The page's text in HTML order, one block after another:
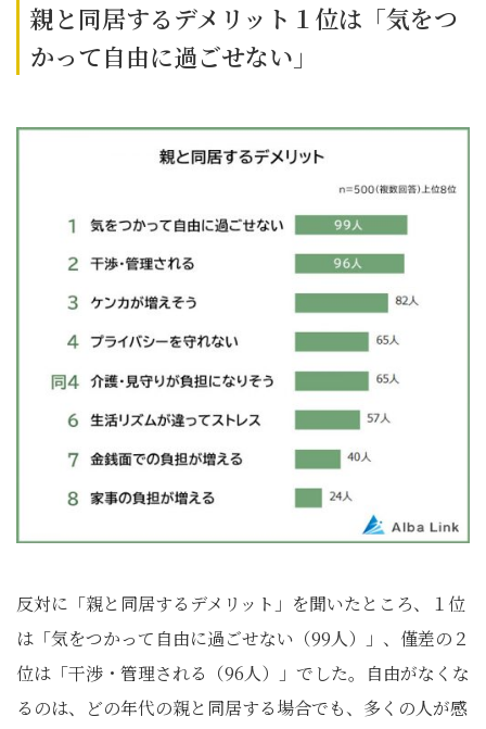
親と同居するデメリット１位は「気をつ
かって自由に過ごせない」
反対に「親と同居するデメリット」を聞いたところ、１位
は「気をつかって自由に過ごせない（99人）」、僅差の２
位は「干渉・管理される（96人）」でした。自由がなくな
るのは、どの年代の親と同居する場合でも、多くの人が感